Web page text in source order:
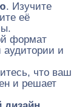
. Изучите
её
формат
и
что ваш
и решает